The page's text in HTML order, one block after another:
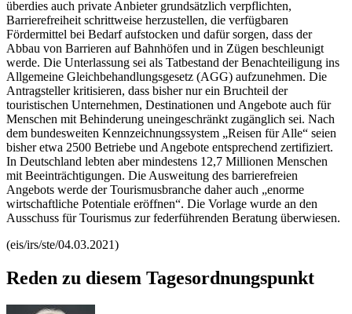
überdies auch private Anbieter grundsätzlich verpflichten,
Barrierefreiheit schrittweise herzustellen, die verfügbaren
Fördermittel bei Bedarf aufstocken und dafür sorgen, dass der
Abbau von Barrieren auf Bahnhöfen und in Zügen beschleunigt
werde. Die Unterlassung sei als Tatbestand der Benachteiligung ins
Allgemeine Gleichbehandlungsgesetz (AGG) aufzunehmen. Die
Antragsteller kritisieren, dass bisher nur ein Bruchteil der
touristischen Unternehmen, Destinationen und Angebote auch für
Menschen mit Behinderung uneingeschränkt zugänglich sei. Nach
dem bundesweiten Kennzeichnungssystem „Reisen für Alle“ seien
bisher etwa 2500 Betriebe und Angebote entsprechend zertifiziert.
In Deutschland lebten aber mindestens 12,7 Millionen Menschen
mit Beeinträchtigungen. Die Ausweitung des barrierefreien
Angebots werde der Tourismusbranche daher auch „enorme
wirtschaftliche Potentiale eröffnen“. Die Vorlage wurde an den
Ausschuss für Tourismus zur federführenden Beratung überwiesen.
(eis/irs/ste/04.03.2021)
Reden zu diesem Tagesordnungspunkt